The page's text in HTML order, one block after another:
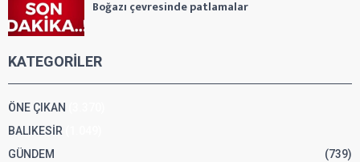
Boğazı çevresinde patlamalar
KATEGORİLER
ÖNE ÇIKAN
BALIKESİR
GÜNDEM
(739)